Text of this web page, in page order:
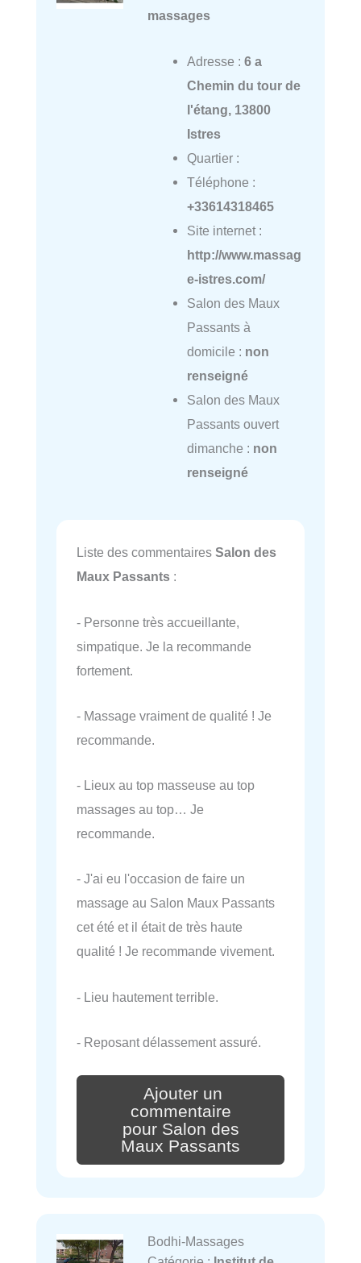
massages
Adresse : 6 a
Chemin du tour de
l'étang, 13800
Istres
Quartier :
Téléphone :
+33614318465
Site internet :
http://www.massag
e-istres.com/
Salon des Maux
Passants à
domicile : non
renseigné
Salon des Maux
Passants ouvert
dimanche : non
renseigné
Liste des commentaires Salon des
Maux Passants :
- Personne très accueillante,
simpatique. Je la recommande
fortement.
- Massage vraiment de qualité ! Je
recommande.
- Lieux au top masseuse au top
massages au top… Je
recommande.
- J'ai eu l'occasion de faire un
massage au Salon Maux Passants
cet été et il était de très haute
qualité ! Je recommande vivement.
- Lieu hautement terrible.
- Reposant délassement assuré.
Ajouter un
commentaire
pour Salon des
Maux Passants
Bodhi-Massages